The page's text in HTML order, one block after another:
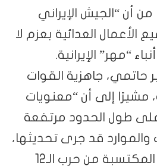
من أن “الجيش الإيراني
الأعمال العدائية بعزم لا
“مهر” الإيرانية.
حاتمي، جاهزية القوات
مشيرًا إلى أن “معنويات
على طول الحدود مرتفعة
والموارد قد جرى تحديثها،
استنادًا إلى الخبرات المكتسبة من حرب الـ12